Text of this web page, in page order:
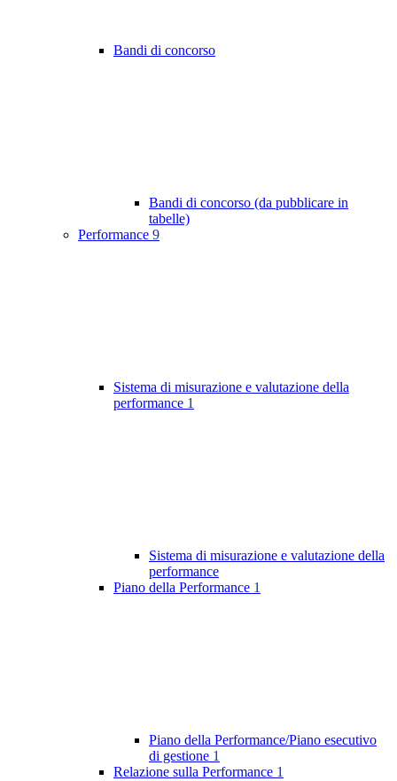
Bandi di concorso
Bandi di concorso (da pubblicare in
tabelle)
Performance 9
Sistema di misurazione e valutazione della
performance 1
Sistema di misurazione e valutazione della
performance
Piano della Performance 1
Piano della Performance/Piano esecutivo
di gestione 1
Relazione sulla Performance 1